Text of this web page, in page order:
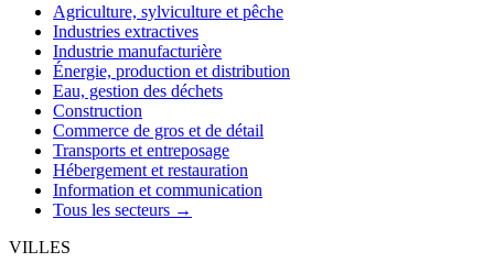
Agriculture, sylviculture et pêche
Industries extractives
Industrie manufacturière
Énergie, production et distribution
Eau, gestion des déchets
Construction
Commerce de gros et de détail
Transports et entreposage
Hébergement et restauration
Information et communication
Tous les secteurs →
VILLES